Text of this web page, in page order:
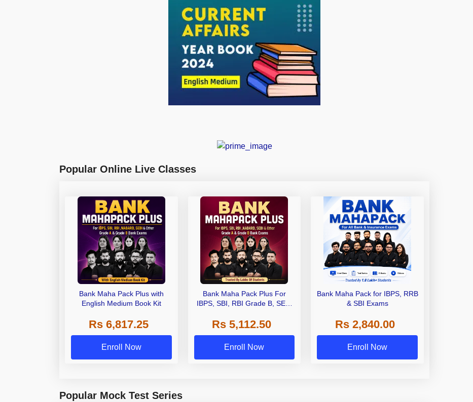
Popular Online Live Classes
Bank Maha Pack Plus with
English Medium Book Kit
Rs 6,817.25
Enroll Now
Bank Maha Pack Plus For
IBPS, SBI, RBI Grade B, SEBI
Other Grade A & Grade B Bank
Exams
Rs 5,112.50
Enroll Now
Bank Maha Pack for IBPS, RRB
& SBI Exams
Rs 2,840.00
Enroll Now
Popular Mock Test Series